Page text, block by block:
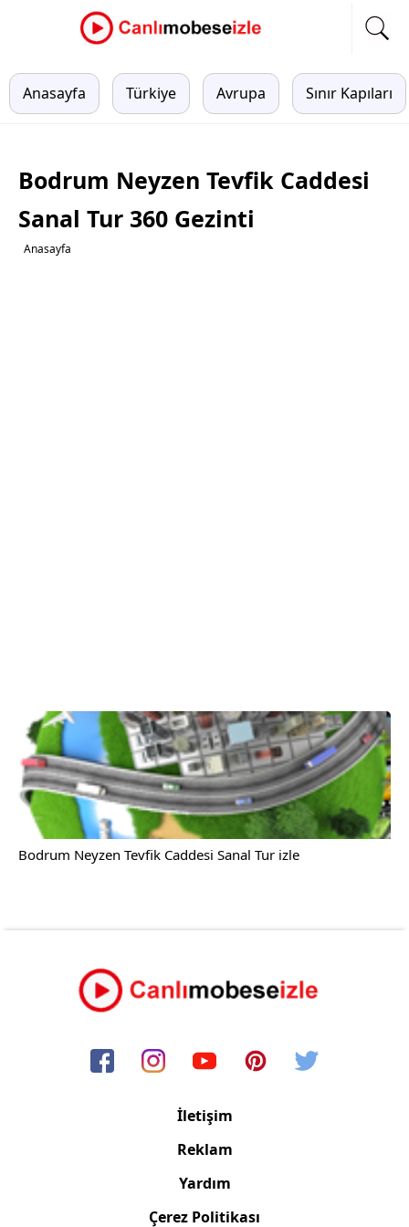
Anasayfa Türkiye Avrupa Sınır Kapıları
Bodrum Neyzen Tevfik Caddesi
Sanal Tur 360 Gezinti
Anasayfa
Bodrum Neyzen Tevfik Caddesi Sanal Tur izle
İletişim
Reklam
Yardım
Çerez Politikası